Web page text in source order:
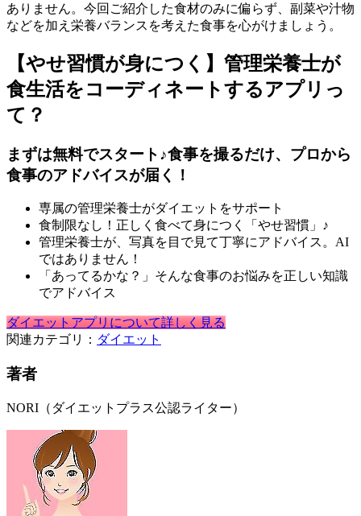
ありません。今回ご紹介した食材のみに偏らず、副菜や汁物
などを加え栄養バランスを考えた食事を心がけましょう。
【やせ習慣が身につく】管理栄養士が
食生活をコーディネートするアプリっ
て？
まずは無料でスタート♪食事を撮るだけ、プロから
食事のアドバイスが届く！
専属の管理栄養士がダイエットをサポート
食制限なし！正しく食べて身につく「やせ習慣」♪
管理栄養士が、写真を目で見て丁寧にアドバイス。AI
ではありません！
「あってるかな？」そんな食事のお悩みを正しい知識
でアドバイス
ダイエットアプリについて詳しく見る
関連カテゴリ： ダイエット
著者
NORI（ダイエットプラス公認ライター）